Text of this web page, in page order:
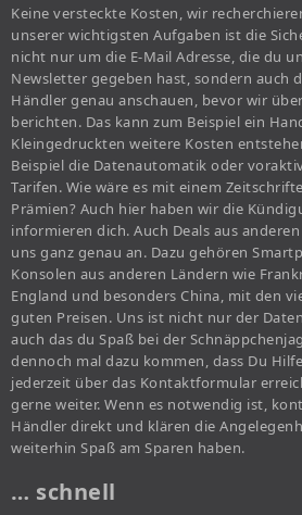
Keine versteckte Kosten, wir
unserer wichtigsten Aufgaben ist die
nicht nur um die E-Mail Adresse, die du
Newsletter gegeben hast, sondern auch
Händler genau anschauen, bevor wir
berichten. Das kann zum Beispiel ein
Kleingedruckten weitere Kosten
Beispiel die Datenautomatik oder
Tarifen. Wie wäre es mit einem
Prämien? Auch hier haben wir die
informieren dich. Auch Deals aus
uns ganz genau an. Dazu gehören
Konsolen aus anderen Ländern wie
England und besonders China, mit den
guten Preisen. Uns ist nicht nur der
auch das du Spaß bei der
dennoch mal dazu kommen, dass Du
jederzeit über das Kontaktformular
gerne weiter. Wenn es notwendig ist,
Händler direkt und klären die
weiterhin Spaß am Sparen haben.
… schnell